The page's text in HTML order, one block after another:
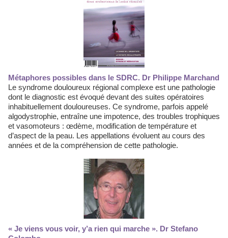
Métaphores possibles dans le SDRC. Dr Philippe Marchand
Le syndrome douloureux régional complexe est une pathologie
dont le diagnostic est évoqué devant des suites opératoires
inhabituellement douloureuses. Ce syndrome, parfois appelé
algodystrophie, entraîne une impotence, des troubles trophiques
et vasomoteurs : œdème, modification de température et
d’aspect de la peau. Les appellations évoluent au cours des
années et de la compréhension de cette pathologie.
« Je viens vous voir, y’a rien qui marche ». Dr Stefano